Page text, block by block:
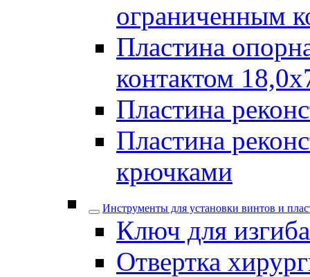
ограниченным
Пластина
контактом
Пластина
Пластина
крючками
Инструменты для установки винтов и
Ключ для
Отвертка